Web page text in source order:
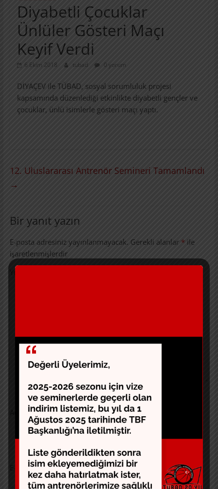
Diyabetli Çocuklar
Ünlüler Gösteri Maçı
Keyif Verdi
6 Ekim 2018 tubad 0 yorum
DİYAÇEV ile TÜBAD, sosyal sorumluluk projesi
kapsamında düzenlediği etkinlikte diyabetli gençler ve
çocuklar, ünlü isimlerle gösteri maçı yaptı.
12. Uluslararası Antrenör Semineri Tamamlandı
→
Bir yanıt yazın
E-posta adresiniz yayınlanmayacak. Gerekli alanlar *ile
işaretlenmişlerdir
E-posta*